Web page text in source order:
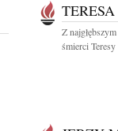
Z
śmierci